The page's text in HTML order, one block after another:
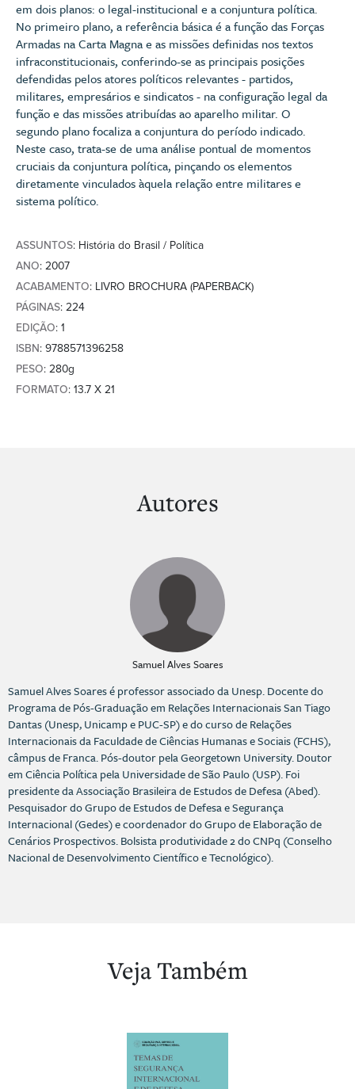
em dois planos: o legal-institucional e a conjuntura política.
No primeiro plano, a referência básica é a função das Forças
Armadas na Carta Magna e as missões definidas nos textos
infraconstitucionais, conferindo-se as principais posições
defendidas pelos atores políticos relevantes - partidos,
militares, empresários e sindicatos - na configuração legal da
função e das missões atribuídas ao aparelho militar. O
segundo plano focaliza a conjuntura do período indicado.
Neste caso, trata-se de uma análise pontual de momentos
cruciais da conjuntura política, pinçando os elementos
diretamente vinculados àquela relação entre militares e
sistema político.
ASSUNTOS: História do Brasil / Política
ANO: 2007
ACABAMENTO: LIVRO BROCHURA (PAPERBACK)
PÁGINAS: 224
EDIÇÃO: 1
ISBN: 9788571396258
PESO: 280g
FORMATO: 13.7 X 21
Autores
Samuel Alves Soares
Samuel Alves Soares é professor associado da Unesp. Docente do
Programa de Pós-Graduação em Relações Internacionais San Tiago
Dantas (Unesp, Unicamp e PUC-SP) e do curso de Relações
Internacionais da Faculdade de Ciências Humanas e Sociais (FCHS),
câmpus de Franca. Pós-doutor pela Georgetown University. Doutor
em Ciência Política pela Universidade de São Paulo (USP). Foi
presidente da Associação Brasileira de Estudos de Defesa (Abed).
Pesquisador do Grupo de Estudos de Defesa e Segurança
Internacional (Gedes) e coordenador do Grupo de Elaboração de
Cenários Prospectivos. Bolsista produtividade 2 do CNPq (Conselho
Nacional de Desenvolvimento Científico e Tecnológico).
Veja Também